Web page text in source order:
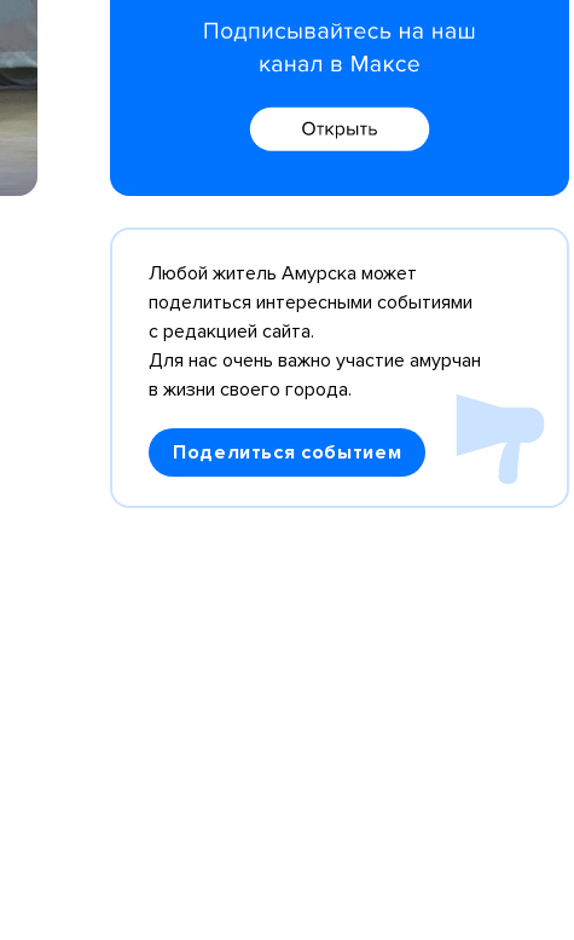
Любой житель Амурска может
поделиться интересными событиями
с редакцией сайта.
Для нас очень важно участие амурчан
в жизни своего города.
Поделиться событием